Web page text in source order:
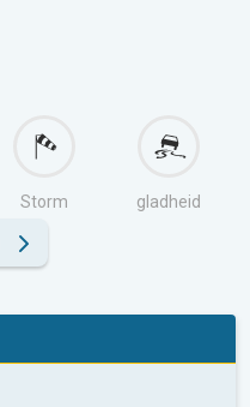
Storm gladheid